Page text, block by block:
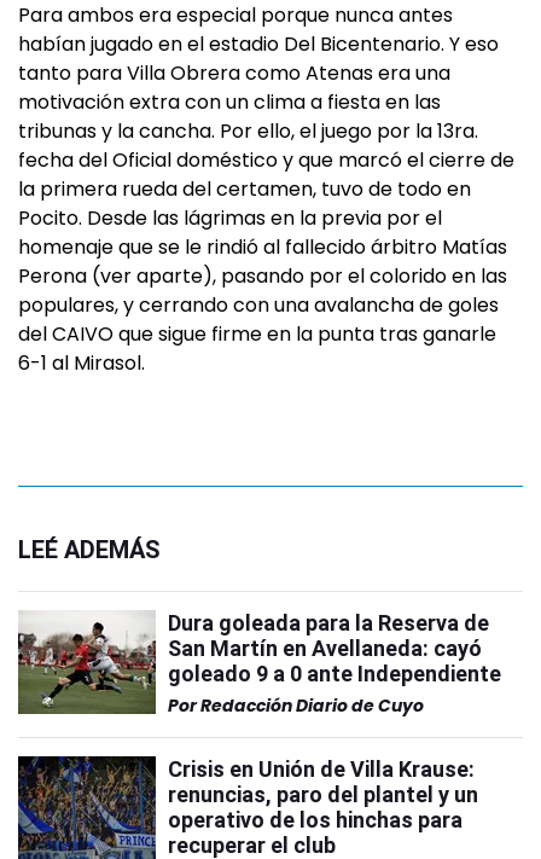
Para ambos era especial porque nunca antes
habían jugado en el estadio Del Bicentenario. Y eso
tanto para Villa Obrera como Atenas era una
motivación extra con un clima a fiesta en las
tribunas y la cancha. Por ello, el juego por la 13ra.
fecha del Oficial doméstico y que marcó el cierre de
la primera rueda del certamen, tuvo de todo en
Pocito. Desde las lágrimas en la previa por el
homenaje que se le rindió al fallecido árbitro Matías
Perona (ver aparte), pasando por el colorido en las
populares, y cerrando con una avalancha de goles
del CAIVO que sigue firme en la punta tras ganarle
6-1 al Mirasol.
LEÉ ADEMÁS
Dura goleada para la Reserva de
San Martín en Avellaneda: cayó
goleado 9 a 0 ante Independiente
PorRedacción Diario de Cuyo
Crisis en Unión de Villa Krause:
renuncias, paro del plantel y un
operativo de los hinchas para
recuperar el club